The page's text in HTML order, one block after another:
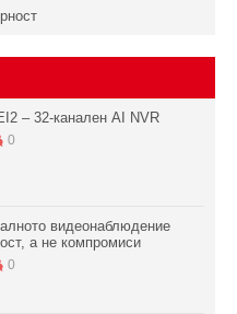
– 32-канален AI NVR
0
видеонаблюдение
а не компромиси
0